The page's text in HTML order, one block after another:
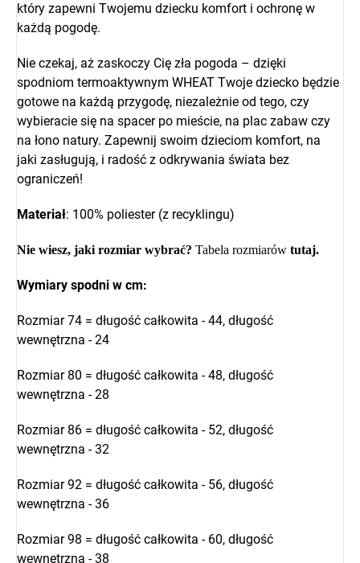
który zapewni Twojemu dziecku komfort i ochronę w
każdą pogodę.
Nie czekaj, aż zaskoczy Cię zła pogoda – dzięki
spodniom termoaktywnym WHEAT Twoje dziecko będzie
gotowe na każdą przygodę, niezależnie od tego, czy
wybieracie się na spacer po mieście, na plac zabaw czy
na łono natury. Zapewnij swoim dzieciom komfort, na
jaki zasługują, i radość z odkrywania świata bez
ograniczeń!
Materiał: 100% poliester (z recyklingu)
Nie wiesz, jaki rozmiar wybrać? Tabela rozmiarów tutaj.
Wymiary spodni w cm:
Rozmiar 74 = długość całkowita - 44, długość
wewnętrzna - 24
Rozmiar 80 = długość całkowita - 48, długość
wewnętrzna - 28
Rozmiar 86 = długość całkowita - 52, długość
wewnętrzna - 32
Rozmiar 92 = długość całkowita - 56, długość
wewnętrzna - 36
Rozmiar 98 = długość całkowita - 60, długość
wewnętrzna - 38